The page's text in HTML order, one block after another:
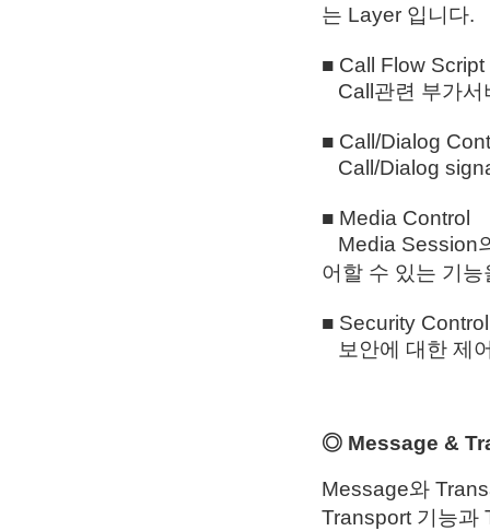
는 Layer 입니다.
■ Call Flow
Call관련 부가서
■ Call/Dialog
Call/Dialog
■ Media Control
Media Session
어할 수 있는 기
■ Security Control
보안에 대한 제
◎ Message &
Message와
Transport 기능과